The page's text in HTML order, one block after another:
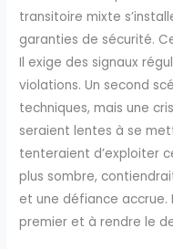
transitoire mixte
garanties de sécurité.
Il exige des signaux
violations. Un second
techniques, mais une
seraient lentes à se
tenteraient d’exploiter
plus sombre,
et une défiance accrue.
premier et à rendre le